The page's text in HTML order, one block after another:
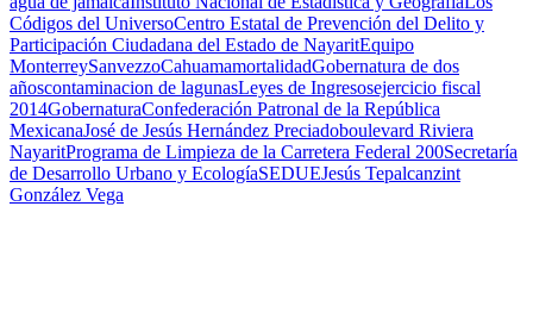
Códigos del UniversoCentro Estatal de Prevención del Delito y
Participación Ciudadana del Estado de NayaritEquipo
MonterreySanvezzoCahuamamortalidadGobernatura de dos
añoscontaminacion de lagunasLeyes de Ingresosejercicio fiscal
2014GobernaturaConfederación Patronal de la República
MexicanaJosé de Jesús Hernández Preciadoboulevard Riviera
NayaritPrograma de Limpieza de la Carretera Federal 200Secretaría
de Desarrollo Urbano y EcologíaSEDUEJesús Tepalcanzint
González Vega